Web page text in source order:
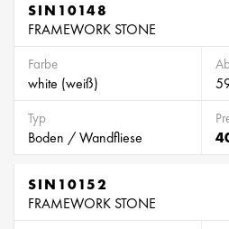
SIN10148
FRAMEWORK STONE
Farbe
white (weiß)
Typ
Boden / Wandfliese
SIN10152
FRAMEWORK STONE